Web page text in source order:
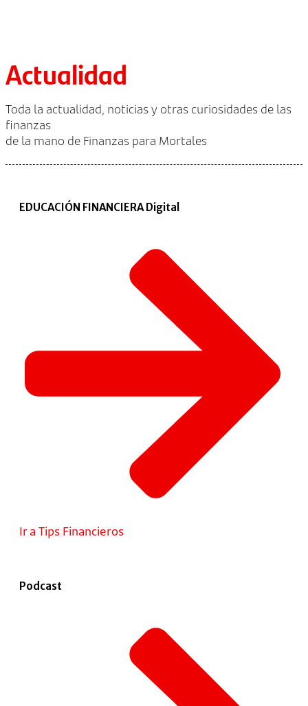
Actualidad
Toda la actualidad, noticias y otras curiosidades de las
finanzas
de la mano de Finanzas para Mortales
EDUCACIÓN FINANCIERA Digital
Ir a Tips Financieros
Podcast